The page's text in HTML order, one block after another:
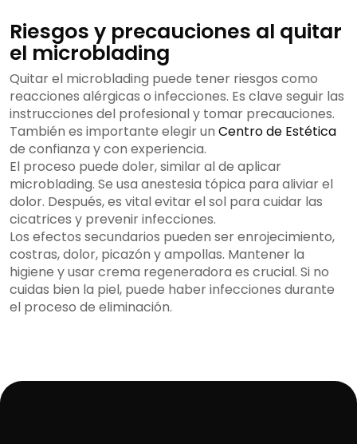
Riesgos y precauciones al quitar
el microblading
Quitar el microblading puede tener riesgos como
reacciones alérgicas o infecciones. Es clave seguir las
instrucciones del profesional y tomar precauciones.
También es importante elegir un Centro de Estética
de confianza y con experiencia.
El proceso puede doler, similar al de aplicar
microblading. Se usa anestesia tópica para aliviar el
dolor. Después, es vital evitar el sol para cuidar las
cicatrices y prevenir infecciones.
Los efectos secundarios pueden ser enrojecimiento,
costras, dolor, picazón y ampollas. Mantener la
higiene y usar crema regeneradora es crucial. Si no
cuidas bien la piel, puede haber infecciones durante
el proceso de eliminación.